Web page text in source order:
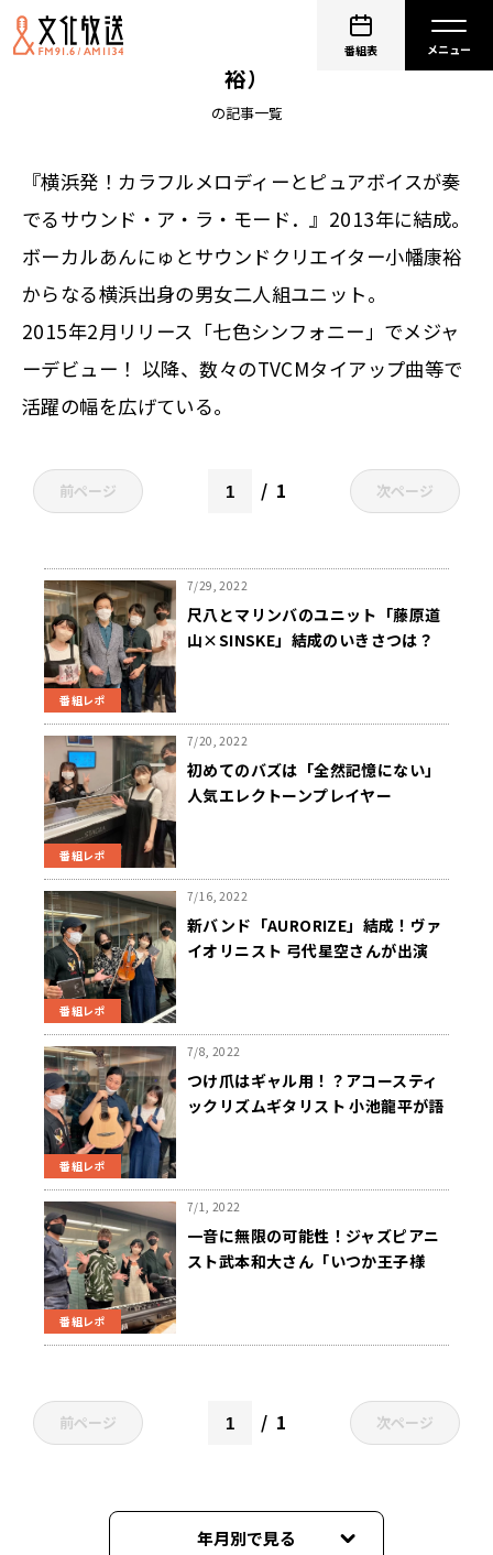
番組表
非公開: コアラモード.（あんにゅ、小幡康
裕）
の記事一覧
『横浜発！カラフルメロディーとピュアボイスが奏
でるサウンド・ア・ラ・モード．』2013年に結成。
ボーカルあんにゅとサウンドクリエイター小幡康裕
からなる横浜出身の男女二人組ユニット。
2015年2月リリース「七色シンフォニー」でメジャ
ーデビュー！ 以降、数々のTVCMタイアップ曲等で
活躍の幅を広げている。
前ページ 1 次ページ
番組レポ
7/29, 2022
尺八とマリンバのユニット「藤原道
山×SINSKE」結成のいきさつは？
番組レポ
7/20, 2022
初めてのバズは「全然記憶にない」
人気エレクトーンプレイヤー
番組レポ
7/16, 2022
新バンド「AURORIZE」結成！ヴァ
イオリニスト 弓代星空さんが出演
番組レポ
7/8, 2022
つけ爪はギャル用！？アコースティ
ックリズムギタリスト 小池龍平が語
番組レポ
7/1, 2022
一音に無限の可能性！ジャズピアニ
スト武本和大さん「いつか王子様
前ページ 1 次ページ
年月別で見る